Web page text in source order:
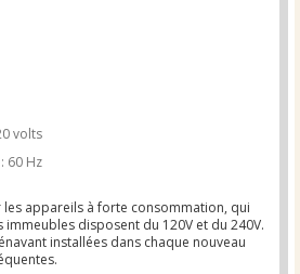
volts
: 60 Hz
les appareils à forte consommation, qui
immeubles disposent du 120V et du 240V.
installées dans chaque nouveau